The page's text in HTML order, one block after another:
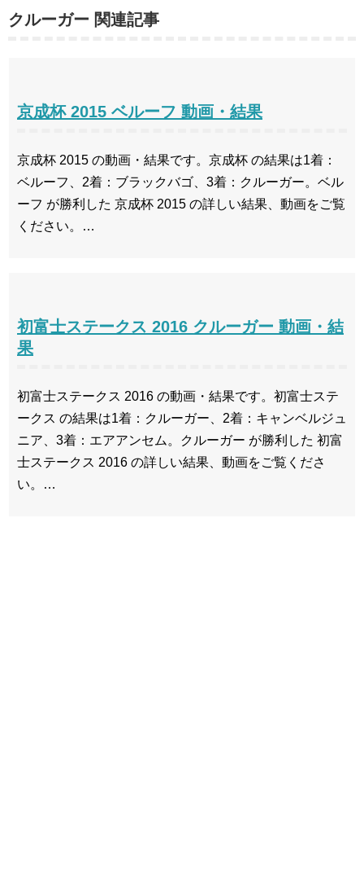
クルーガー 関連記事
京成杯 2015 ベルーフ 動画・結果
京成杯 2015 の動画・結果です。京成杯 の結果は1着：
ベルーフ、2着：ブラックバゴ、3着：クルーガー。ベル
ーフ が勝利した 京成杯 2015 の詳しい結果、動画をご覧
ください。…
初富士ステークス 2016 クルーガー 動画・結
果
初富士ステークス 2016 の動画・結果です。初富士ステ
ークス の結果は1着：クルーガー、2着：キャンベルジュ
ニア、3着：エアアンセム。クルーガー が勝利した 初富
士ステークス 2016 の詳しい結果、動画をご覧くださ
い。…